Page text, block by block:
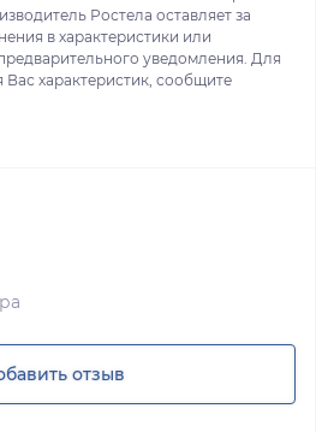
Ростела оставляет за
в характеристики или
уведомления. Для
Вас характеристик, сообщите
отзыв